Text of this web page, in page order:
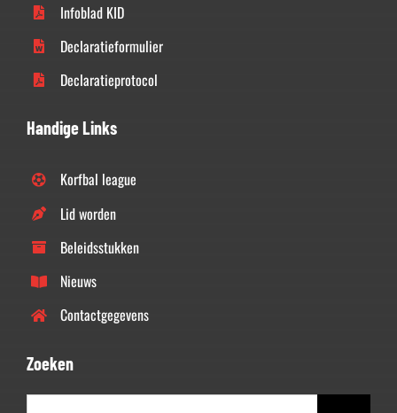
Infoblad KID
Declaratieformulier
Declaratieprotocol
Handige Links
Korfbal league
Lid worden
Beleidsstukken
Nieuws
Contactgegevens
Zoeken